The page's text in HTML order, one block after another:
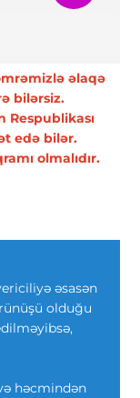
əlaqə
bilərsiz.
Respublikası
edə bilər.
olmalıdır.
əsasən
olduğu
həcmindən